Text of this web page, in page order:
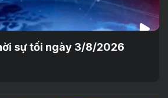
sự tối ngày 3/8/2026